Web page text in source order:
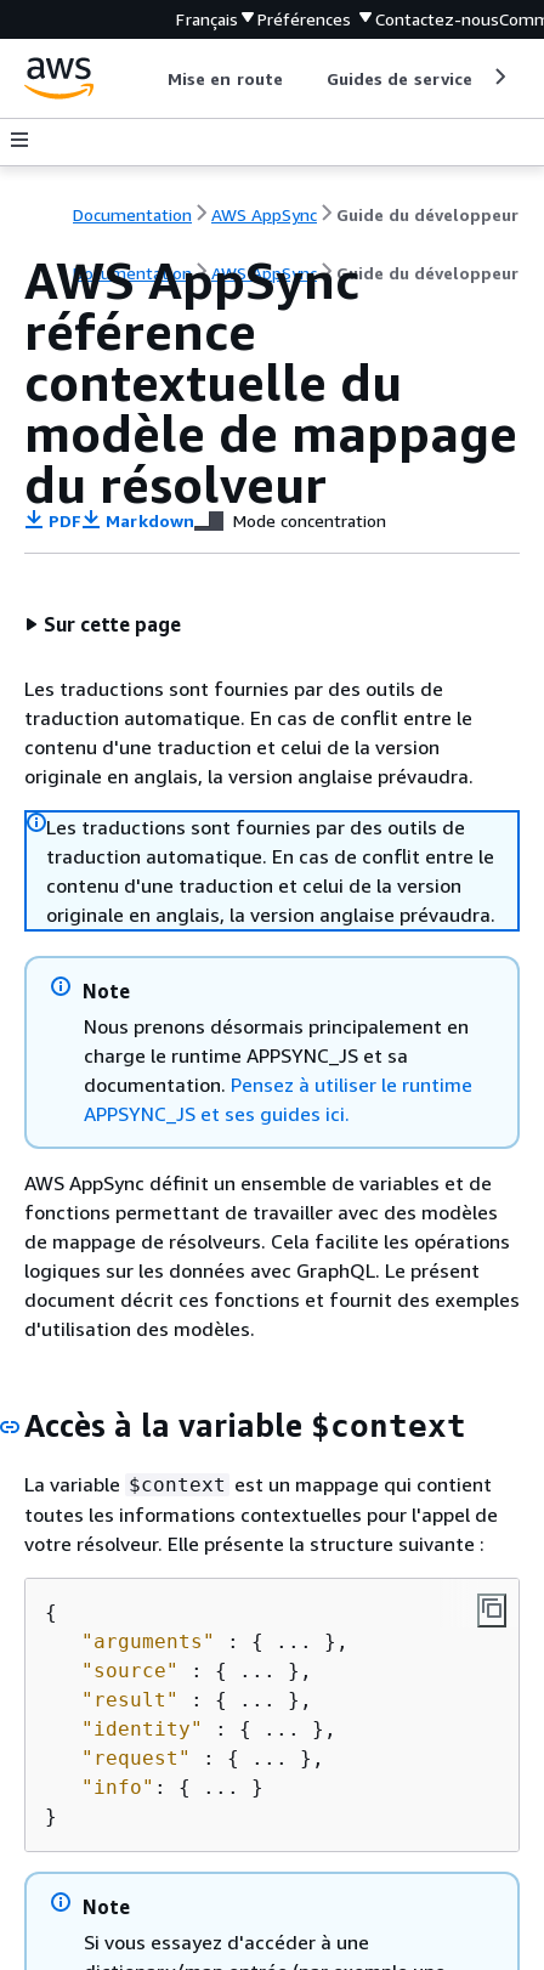
Français Préférences Contactez-nous
Mise en route Guides de service
Documentation AWS AppSync Guide du développeur
Documentation AWS AppSync Guide du développeur
AWS AppSync
référence
contextuelle du
modèle de mappage
du résolveur
PDF Markdown Mode concentration
Sur cette page
Les traductions sont fournies par des outils de
traduction automatique. En cas de conflit entre le
contenu d'une traduction et celui de la version
originale en anglais, la version anglaise prévaudra.
Les traductions sont fournies par des outils de
traduction automatique. En cas de conflit entre le
contenu d'une traduction et celui de la version
originale en anglais, la version anglaise prévaudra.
Note
Nous prenons désormais principalement en
charge le runtime APPSYNC_JS et sa
documentation. Pensez à utiliser le runtime
APPSYNC_JS et ses guides ici.
AWS AppSync définit un ensemble de variables et de
fonctions permettant de travailler avec des modèles
de mappage de résolveurs. Cela facilite les opérations
logiques sur les données avec GraphQL. Le présent
document décrit ces fonctions et fournit des exemples
d'utilisation des modèles.
Accès à la variable $context
La variable $context est un mappage qui contient
toutes les informations contextuelles pour l'appel de
votre résolveur. Elle présente la structure suivante :
{
"arguments"
: {
... },
"source"
: {
... },
"result"
: {
... },
"identity"
: {
... },
"request"
: {
... },
"info" : {
... }
}
Note
Si vous essayez d'accéder à une